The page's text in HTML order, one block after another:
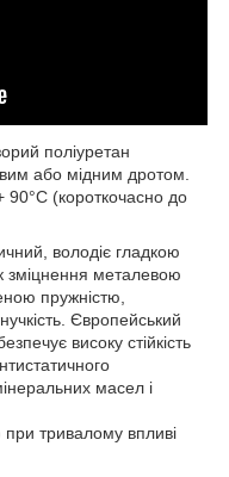
поліуретан
або мідним дротом.
90°С (короткочасно до
володіє гладкою
зміцнення металевою
пружністю,
Європейський
високу стійкість
масел і
тривалому впливі